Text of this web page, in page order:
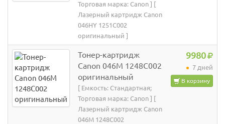
Торговая марка: Canon ] [
Лазерный картридж Canon
046HY 1251C002
оригинальный ]
Тонер-картридж
Canon 046M 1248C002
оригинальный
[ Емкость: Стандартная;
Торговая марка: Canon ] [
Лазерный картридж Canon
046M 1248C002
9980
7 дней
В корзину